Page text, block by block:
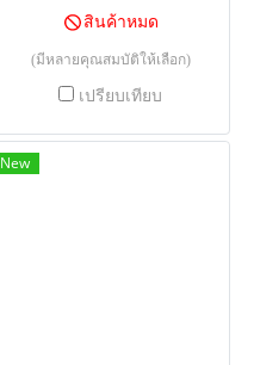
สินค้าหมด
(มีหลายคุณสมบัติให้เลือก)
เปรียบเทียบ
New